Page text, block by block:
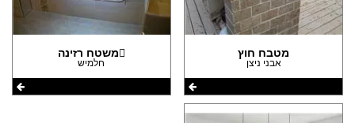
מטבח חוץ
אבני ניצן
משטח רזינה
חלמיש